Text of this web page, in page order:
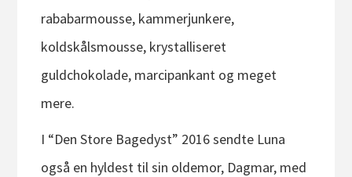
rababarmousse, kammerjunkere,
koldskålsmousse, krystalliseret
guldchokolade, marcipankant og meget
mere.
I “Den Store Bagedyst” 2016 sendte Luna
også en hyldest til sin oldemor, Dagmar, med